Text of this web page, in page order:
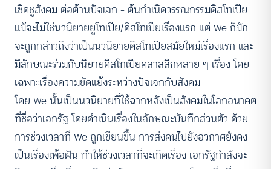
เชิดชูสังคม ต่อต้านปัจเจก – ต้นกำเนิดวรรณกรรมดิสโทเปีย
แม้จะไม่ใช่นวนิยายยูโทเปีย/ดิสโทเปียเรื่องแรก แต่ We ก็มัก
จะถูกกล่าวถึงว่าเป็นนวนิยายดิสโทเปียสมัยใหม่เรื่องแรก และ
มีลักษณะร่วมกับนิยายดิสโทเปียคลาสสิกหลาย ๆ เรื่อง โดย
เฉพาะเรื่องความขัดแย้งระหว่างปัจเจกกับสังคม
โดย We นั้นเป็นนวนิยายที่ใช้ฉากหลังเป็นสังคมในโลกอนาคต
ที่ชื่อว่าเอกรัฐ โดยดำเนินเรื่องในลักษณะบันทึกส่วนตัว ด้วย
การช่วงเวลาที่ We ถูกเขียนขึ้น การส่งคนไปยังอวกาศยังคง
เป็นเรื่องเพ้อฝัน ทำให้ช่วงเวลาที่จะเกิดเรื่อง เอกรัฐกำลังจะ